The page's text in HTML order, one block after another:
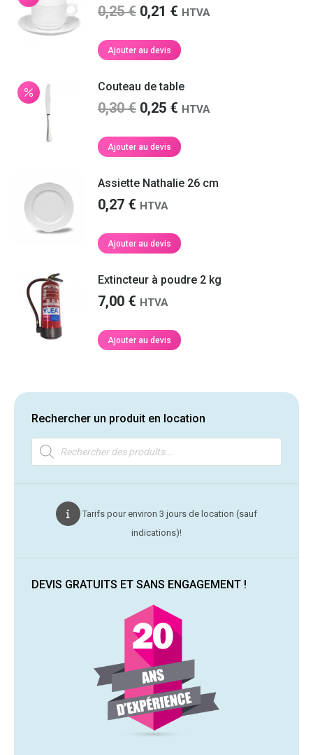
0,25€ Le
initial
0,25 €.
0,21 € Le
actuel
0,21 €.
HTVA
Ajouter au devis
Couteau de table
0,30€ Le
initial
0,30 €.
0,25 € Le
actuel
0,25 €.
HTVA
Ajouter au devis
Assiette Nathalie 26 cm
0,27 € HTVA
Ajouter au devis
Extincteur à poudre 2 kg
7,00 € HTVA
Ajouter au devis
Rechercher un produit en location
Recherche
de
produits
Tarifs pour environ 3 jours de location (sauf
indications)!
DEVIS GRATUITS ET SANS ENGAGEMENT !